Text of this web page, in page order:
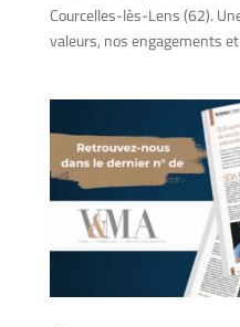
Courcelles-lès-Lens (62).
valeurs, nos engagements